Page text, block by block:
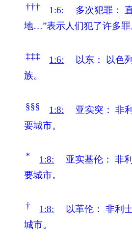
††† 1:6: 多次犯罪：
地…”表示人们犯了许多罪
‡‡‡ 1:6: 以东： 以色
族。
§§§ 1:8: 亚实突：非
要城市。
* 1:8: 亚实基伦：非
要城市。
† 1:8: 以革伦：非利
城市。